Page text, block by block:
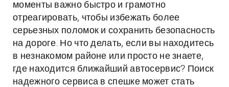
моменты важно быстро и грамотно
отреагировать, чтобы избежать более
серьезных поломок и сохранить безопасность
на дороге. Но что делать, если вы находитесь
в незнакомом районе или просто не знаете,
где находится ближайший автосервис? Поиск
надежного сервиса в спешке может стать